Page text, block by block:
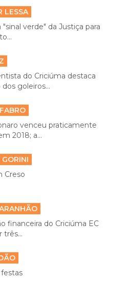
LESSA
verde" da Justiça para
do Criciúma destaca
goleiros...
venceu praticamente
2018; a...
Creso
financeira do Criciúma EC
três...